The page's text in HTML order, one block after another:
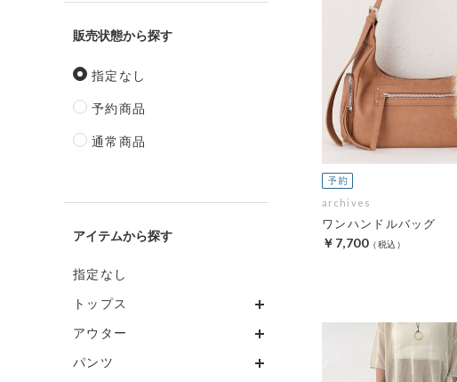
販売状態
指定なし
予約商品
通常商品
アイテム
指定なし
トップス
アウター
パンツ
archives
ワンハンドルバッグ
￥7,700